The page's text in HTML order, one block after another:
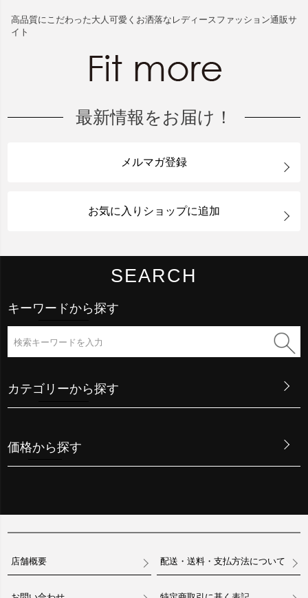
高品質にこだわった大人可愛くお洒落なレディースファッション通販サ
イト
最新情報をお届け！
メルマガ登録
お気に入りショップに追加
SEARCH
キーワードから探す
カテゴリーから探す
価格から探す
店舗概要 配送・送料・支払方法について